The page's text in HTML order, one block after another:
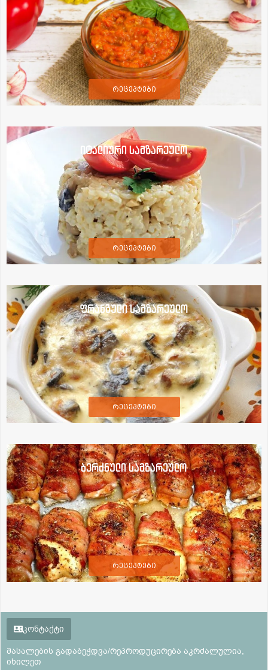
რეცეპტები
იტალიური სამზარეულო
რეცეპტები
ფრანგული სამზარეულო
რეცეპტები
ბერძნული სამზარეულო
რეცეპტები
კონტაქტი
მასალების გადაბეჭდვა/რეპროდუცირება აკრძალულია,
იხილეთ